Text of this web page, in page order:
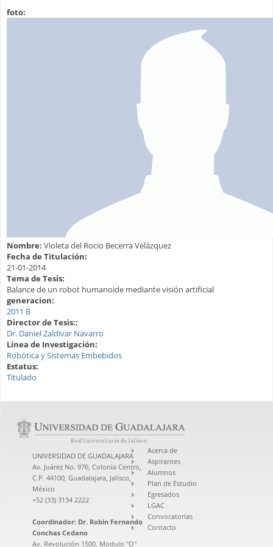
foto:
Nombre: Violeta del Rocio Becerra Velázquez
Fecha de Titulación:
21-01-2014
Tema de Tesis:
Balance de un robot humanoide mediante visión artificial
generacion:
2011 B
Director de Tesis::
Dr. Daniel Zaldivar Navarro
Línea de Investigación:
Robótica y Sistemas Embebidos
Estatus:
Titulado
UNIVERSIDAD DE GUADALAJARA
Av. Juárez No. 976, Colonia Centro,
C.P. 44100, Guadalajara, Jalisco,
México
+52 (33) 3134 2222
Coordinador: Dr. Robin Fernando
Conchas Cedano
Av. Revolución 1500, Modulo "O"
Acerca de
Aspirantes
Alumnos
Plan de Estudio
Egresados
LGAC
Convocatorias
Contacto